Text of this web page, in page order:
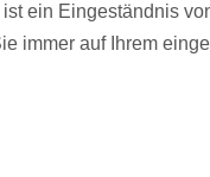
ein Eingeständnis
immer auf Ihrem